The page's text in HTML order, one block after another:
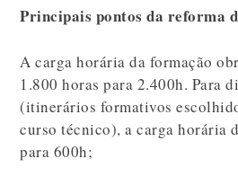
Principais pontos da reforma
A carga horária da formação
1.800 horas para 2.400h. Para
(itinerários formativos
curso técnico), a carga horária
para 600h;